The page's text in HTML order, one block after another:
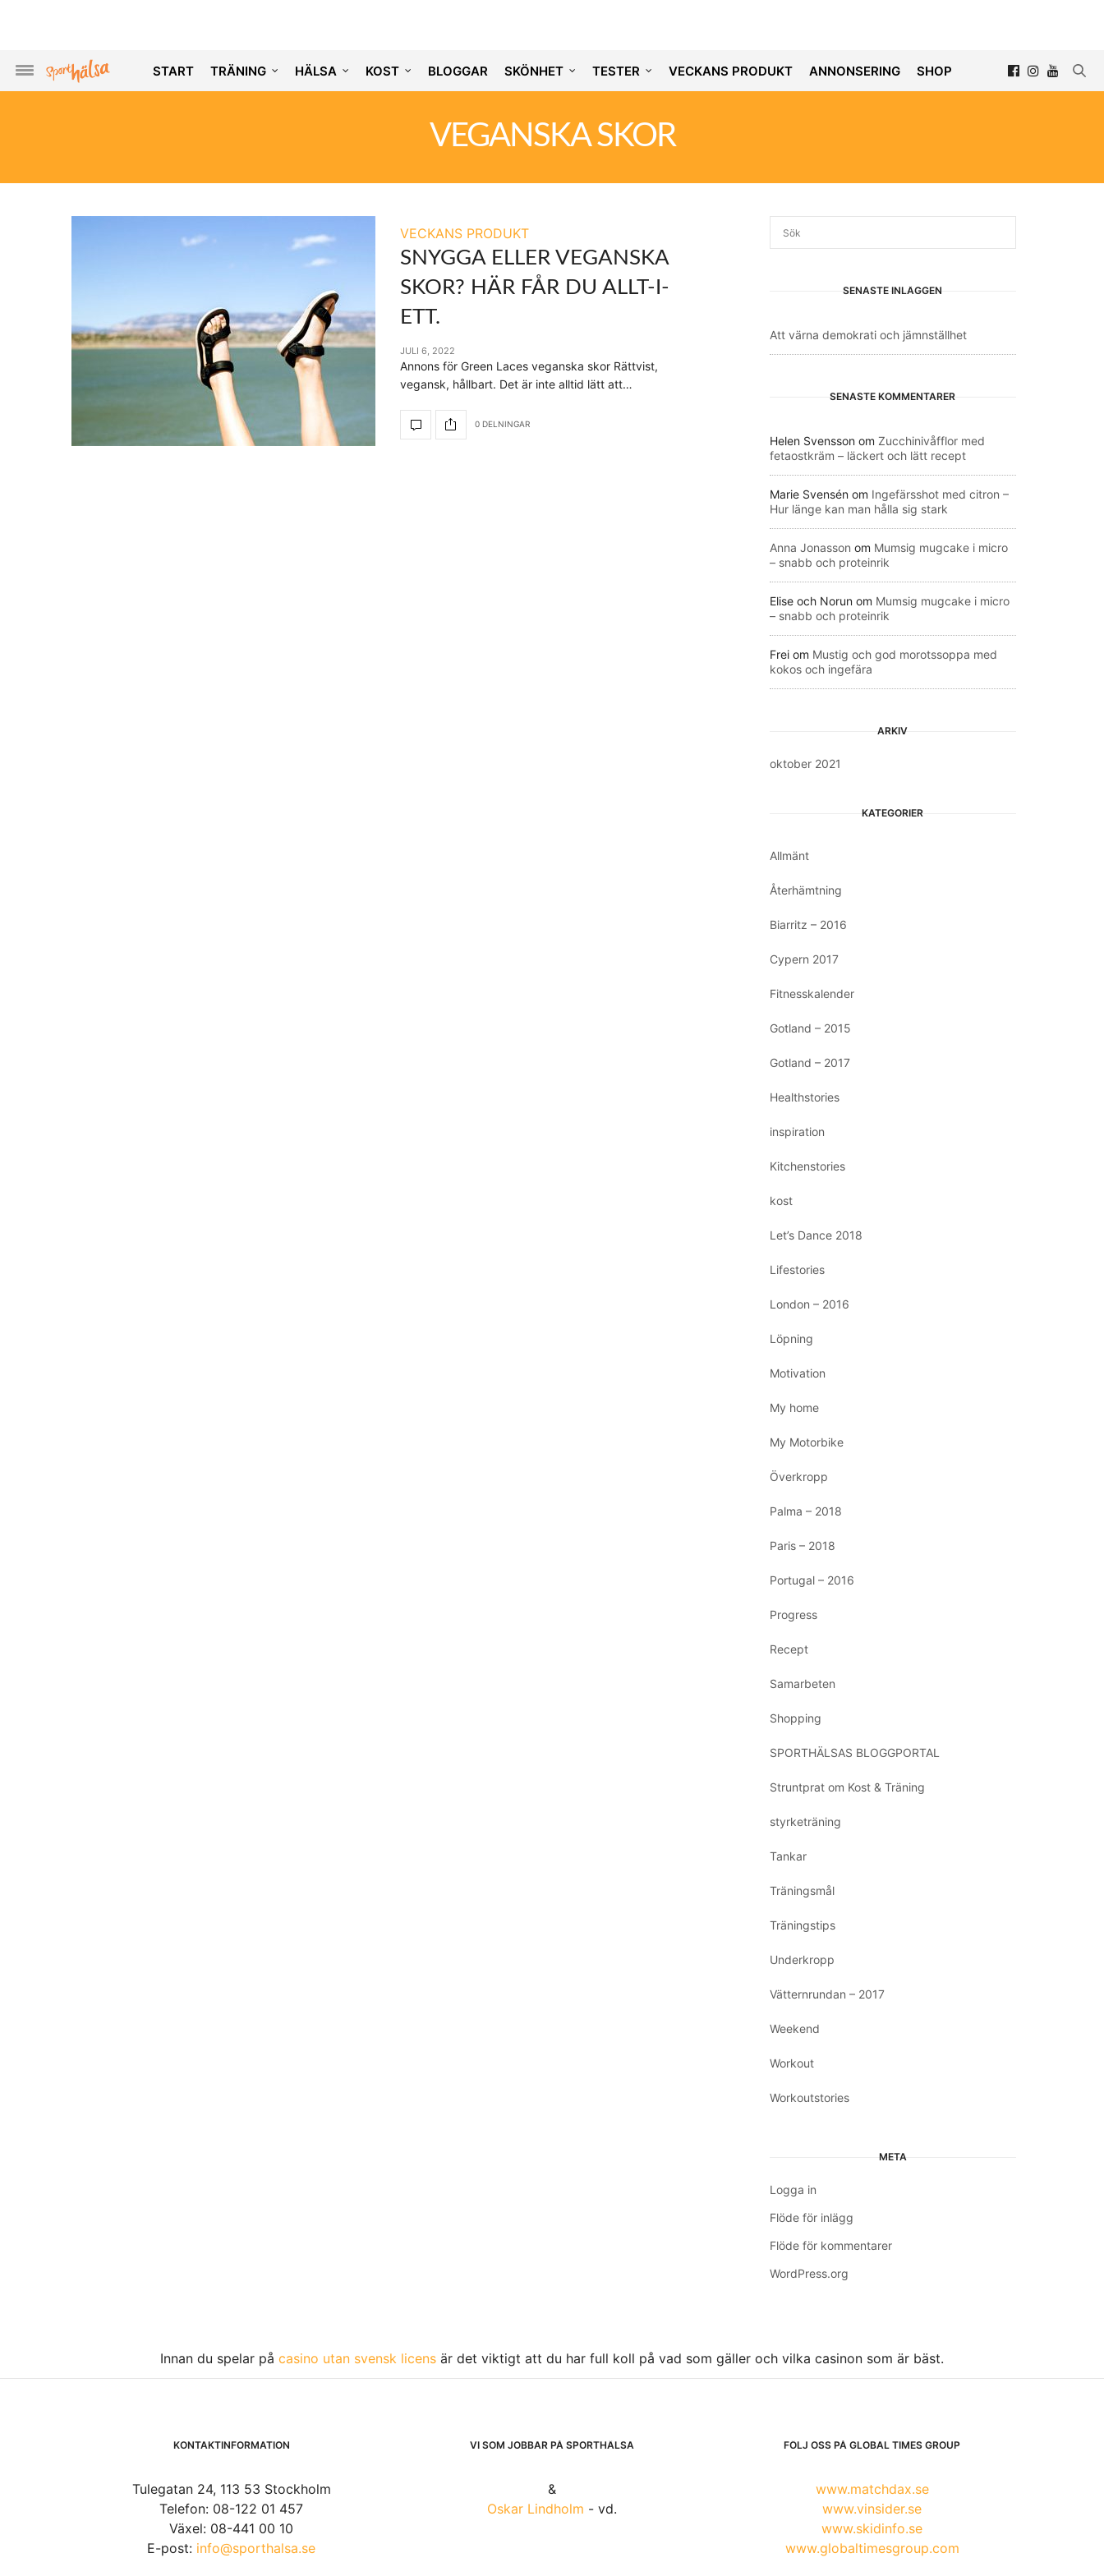
START TRÄNING HÄLSA KOST BLOGGAR SKÖNHET TESTER VECKANS PRODUKT ANNONSERING SHOP
VEGANSKA SKOR
VECKANS PRODUKT
SNYGGA ELLER VEGANSKA
SKOR? HÄR FÅR DU ALLT-I-
ETT.
JULI 6, 2022
Annons för Green Laces veganska skor Rättvist,
vegansk, hållbart. Det är inte alltid lätt att…
0 DELNINGAR
SENASTE INLÄGGEN
Att värna demokrati och jämnställhet
SENASTE KOMMENTARER
Helen Svensson om Zucchinivåfflor med
fetaostkräm – läckert och lätt recept
Marie Svensén om Ingefärsshot med citron –
Hur länge kan man hålla sig stark
Anna Jonasson om Mumsig mugcake i micro
– snabb och proteinrik
Elise och Norun om Mumsig mugcake i micro
– snabb och proteinrik
Frei om Mustig och god morotssoppa med
kokos och ingefära
ARKIV
oktober 2021
KATEGORIER
Allmänt
Återhämtning
Biarritz – 2016
Cypern 2017
Fitnesskalender
Gotland – 2015
Gotland – 2017
Healthstories
inspiration
Kitchenstories
kost
Let’s Dance 2018
Lifestories
London – 2016
Löpning
Motivation
My home
My Motorbike
Överkropp
Palma – 2018
Paris – 2018
Portugal – 2016
Progress
Recept
Samarbeten
Shopping
SPORTHÄLSAS BLOGGPORTAL
Struntprat om Kost & Träning
styrketräning
Tankar
Träningsmål
Träningstips
Underkropp
Vätternrundan – 2017
Weekend
Workout
Workoutstories
META
Logga in
Flöde för inlägg
Flöde för kommentarer
WordPress.org
Innan du spelar på casino utan svensk licens är det viktigt att du har full koll på vad som gäller och vilka casinon som är bäst.
KONTAKTINFORMATION
Tulegatan 24, 113 53 Stockholm
Telefon: 08-122 01 457
Växel: 08-441 00 10
E-post: info@sporthalsa.se
VI SOM JOBBAR PÅ SPORTHÄLSA
&
Oskar Lindholm - vd.
FÖLJ OSS PÅ GLOBAL TIMES GROUP
www.matchdax.se
www.vinsider.se
www.skidinfo.se
www.globaltimesgroup.com